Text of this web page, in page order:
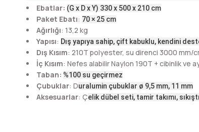
Ebatlar: (G x D x Y) 330 x 500 x 210 cm
Paket Ebatı: 70 × 25 cm
Ağırlığı: 13,2 kg
Yapısı: Dış yapıya sahip, çift kabuklu, kendini
Dış Kısım: 210T polyester, su direnci 3000 mm/
İç Kısım: Nefes alabilir Naylon 190T + cibinlik ve
Taban: %100 su geçirmez
Çubuklar: Duralumin çubuklar ø 9,5 mm, 11 mm
Aksesuarlar: Çelik dübel seti, tamir takımı,